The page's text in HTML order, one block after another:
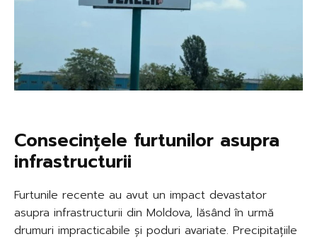
Consecințele furtunilor asupra
infrastructurii
Furtunile recente au avut un impact devastator
asupra infrastructurii din Moldova, lăsând în urmă
drumuri impracticabile și poduri avariate. Precipitațiile